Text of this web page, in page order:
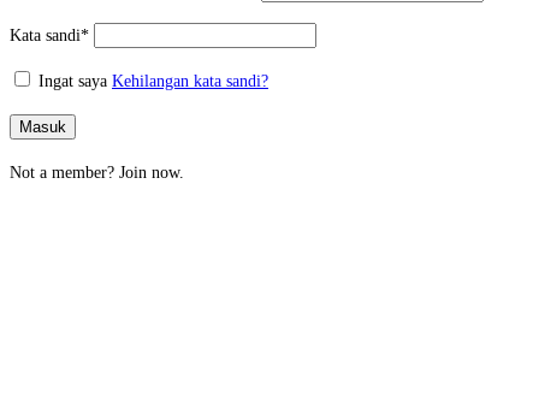
Kata sandi*
Ingat saya Kehilangan kata sandi?
Masuk
Not a member? Join now.